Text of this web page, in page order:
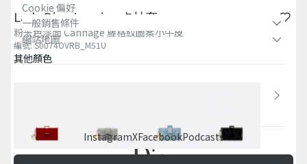
Lady Dior Jasmine 卡片套
粉米色漆面 Cannage 藤格紋圖案小牛皮
編號:S0074OVRB_M51U
其他顏色
Cookie 偏好
一般銷售條件
網站地圖
InstagramXFacebookPodcasts